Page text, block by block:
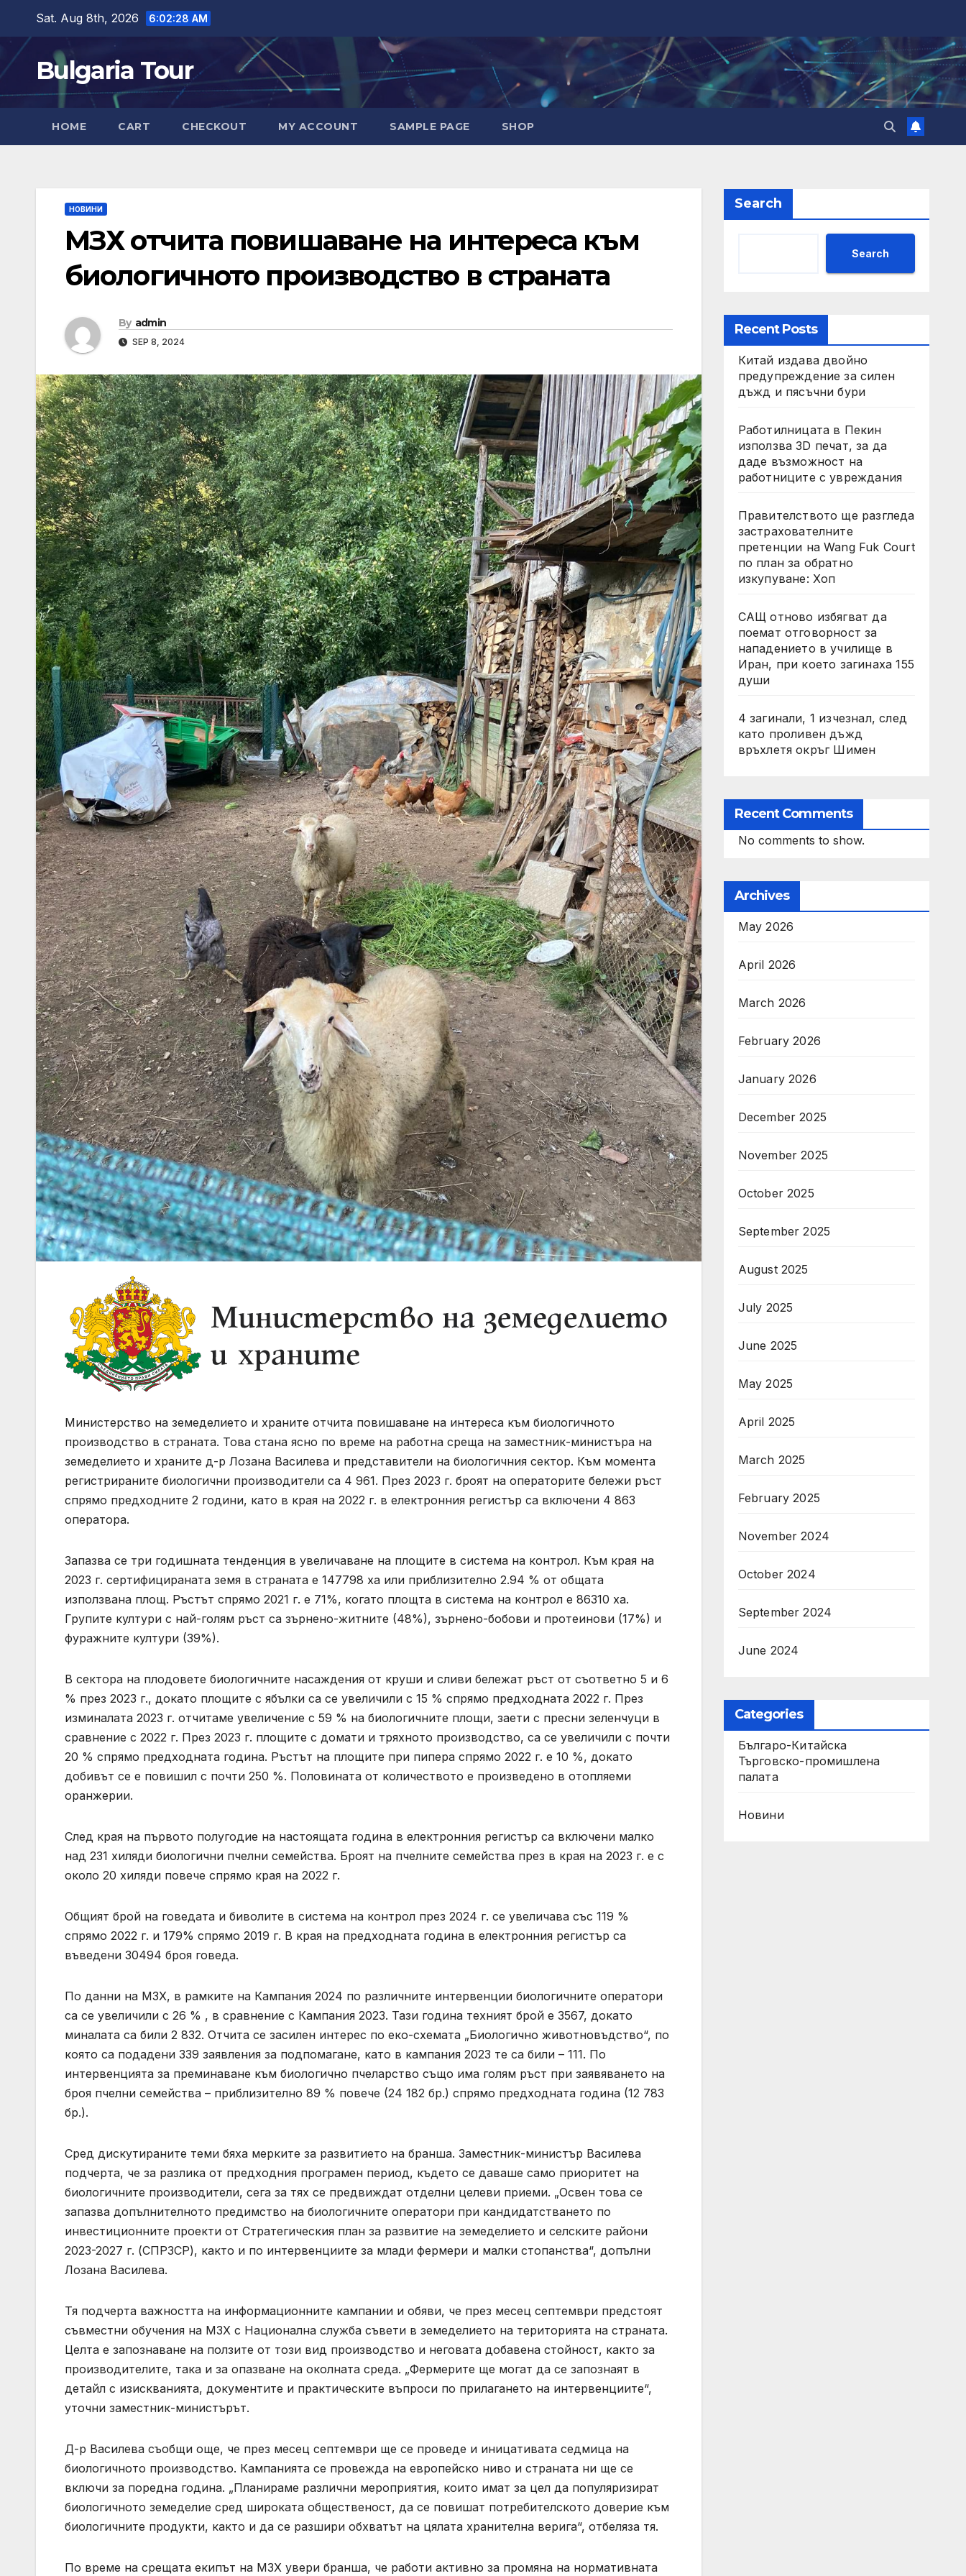
content
Sat. Aug 8th, 2026 6:02:29 AM
Bulgaria Tour
HOME CART CHECKOUT MY ACCOUNT SAMPLE PAGE SHOP
НОВИНИ
МЗХ отчита повишаване на интереса към
биологичното производство в страната
By admin
SEP 8, 2024
Министерство на земеделието и храните отчита повишаване на интереса към биологичното
производство в страната. Това стана ясно по време на работна среща на заместник-министъра на
земеделието и храните д-р Лозана Василева и представители на биологичния сектор. Към момента
регистрираните биологични производители са 4 961. През 2023 г. броят на операторите бележи ръст
спрямо предходните 2 години, като в края на 2022 г. в електронния регистър са включени 4 863
оператора.
Запазва се три годишната тенденция в увеличаване на площите в система на контрол. Към края на
2023 г. сертифицираната земя в страната е 147798 ха или приблизително 2.94 % от общата
използвана площ. Ръстът спрямо 2021 г. е 71%, когато площта в система на контрол е 86310 ха.
Групите култури с най-голям ръст са зърнено-житните (48%), зърнено-бобови и протеинови (17%) и
фуражните култури (39%).
В сектора на плодовете биологичните насаждения от круши и сливи бележат ръст от съответно 5 и 6
% през 2023 г., докато площите с ябълки са се увеличили с 15 % спрямо предходната 2022 г. През
изминалата 2023 г. отчитаме увеличение с 59 % на биологичните площи, заети с пресни зеленчуци в
сравнение с 2022 г. През 2023 г. площите с домати и тряхното производство, са се увеличили с почти
20 % спрямо предходната година. Ръстът на площите при пипера спрямо 2022 г. е 10 %, докато
добивът се е повишил с почти 250 %. Половината от количеството е произведено в отопляеми
оранжерии.
След края на първото полугодие на настоящата година в електронния регистър са включени малко
над 231 хиляди биологични пчелни семейства. Броят на пчелните семейства през в края на 2023 г. е с
около 20 хиляди повече спрямо края на 2022 г.
Общият брой на говедата и биволите в система на контрол през 2024 г. се увеличава със 119 %
спрямо 2022 г. и 179% спрямо 2019 г. В края на предходната година в електронния регистър са
въведени 30494 броя говеда.
По данни на МЗХ, в рамките на Кампания 2024 по различните интервенции биологичните оператори
са се увеличили с 26 % , в сравнение с Кампания 2023. Тази година техният брой е 3567, докато
миналата са били 2 832. Отчита се засилен интерес по еко-схемата „Биологично животновъдство“, по
която са подадени 339 заявления за подпомагане, като в кампания 2023 те са били – 111. По
интервенцията за преминаване към биологично пчеларство също има голям ръст при заявяването на
броя пчелни семейства – приблизително 89 % повече (24 182 бр.) спрямо предходната година (12 783
бр.).
Сред дискутираните теми бяха мерките за развитието на бранша. Заместник-министър Василева
подчерта, че за разлика от предходния програмен период, където се даваше само приоритет на
биологичните производители, сега за тях се предвиждат отделни целеви приеми. „Освен това се
запазва допълнителното предимство на биологичните оператори при кандидатстването по
инвестиционните проекти от Стратегическия план за развитие на земеделието и селските райони
2023-2027 г. (СПРЗСР), както и по интервенциите за млади фермери и малки стопанства“, допълни
Лозана Василева.
Тя подчерта важността на информационните кампании и обяви, че през месец септември предстоят
съвместни обучения на МЗХ с Национална служба съвети в земеделието на територията на страната.
Целта е запознаване на ползите от този вид производство и неговата добавена стойност, както за
производителите, така и за опазване на околната среда. „Фермерите ще могат да се запознаят в
детайл с изискванията, документите и практическите въпроси по прилагането на интервенциите“,
уточни заместник-министърът.
Д-р Василева съобщи още, че през месец септември ще се проведе и иницативата седмица на
биологичното производство. Кампанията се провежда на европейско ниво и страната ни ще се
включи за поредна година. „Планираме различни мероприятия, които имат за цел да популяризират
биологичното земеделие сред широката общественост, да се повишат потребителското доверие към
биологичните продукти, както и да се разшири обхватът на цялата хранителна верига“, отбеляза тя.
По време на срещата екипът на МЗХ увери бранша, че работи активно за промяна на нормативната
Search
Search
Recent Posts
Китай издава двойно
предупреждение за силен
дъжд и пясъчни бури
Работилницата в Пекин
използва 3D печат, за да
даде възможност на
работниците с увреждания
Правителството ще разгледа
застрахователните
претенции на Wang Fuk Court
по план за обратно
изкупуване: Хоп
САЩ отново избягват да
поемат отговорност за
нападението в училище в
Иран, при което загинаха 155
души
4 загинали, 1 изчезнал, след
като проливен дъжд
връхлетя окръг Шимен
Recent Comments
No comments to show.
Archives
May 2026
April 2026
March 2026
February 2026
January 2026
December 2025
November 2025
October 2025
September 2025
August 2025
July 2025
June 2025
May 2025
April 2025
March 2025
February 2025
November 2024
October 2024
September 2024
June 2024
Categories
Българо-Китайска
Търговско-промишлена
палaта
Новини